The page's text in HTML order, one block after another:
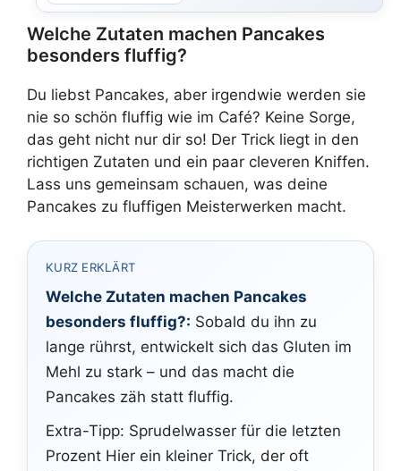
Welche Zutaten machen Pancakes
besonders fluffig?
Du liebst Pancakes, aber irgendwie werden sie
nie so schön fluffig wie im Café? Keine Sorge,
das geht nicht nur dir so! Der Trick liegt in den
richtigen Zutaten und ein paar cleveren Kniffen.
Lass uns gemeinsam schauen, was deine
Pancakes zu fluffigen Meisterwerken macht.
KURZ ERKLÄRT
Welche Zutaten machen Pancakes
besonders fluffig?: Sobald du ihn zu
lange rührst, entwickelt sich das Gluten im
Mehl zu stark – und das macht die
Pancakes zäh statt fluffig.
Extra-Tipp: Sprudelwasser für die letzten
Prozent Hier ein kleiner Trick, der oft